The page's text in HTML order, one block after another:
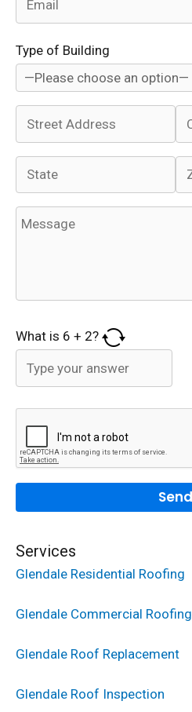
Type of Building
What is 6 + 2?
Services
Glendale Residential Roofing
Glendale Commercial Roofing
Glendale Roof Replacement
Glendale Roof Inspection